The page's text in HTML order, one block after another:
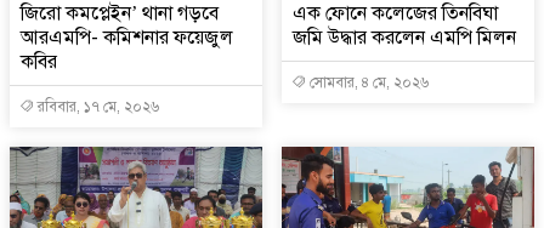
জিরো কমপ্লেইন’ থানা গড়বে
আরএমপি- কমিশনার ফয়েজুল
কবির
রবিবার, ১৭ মে, ২০২৬
এক ফোনে কলেজের তিনবিঘা
জমি উদ্ধার করলেন এমপি মিলন
সোমবার, ৪ মে, ২০২৬